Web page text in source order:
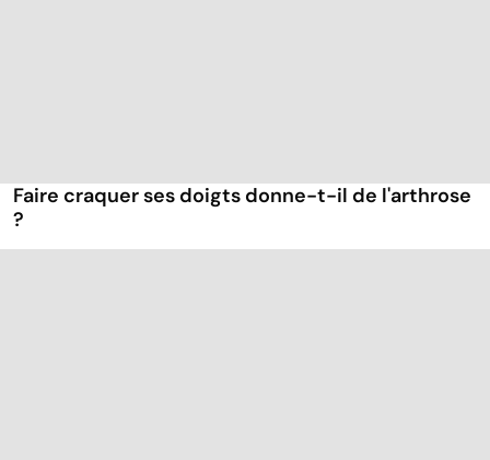
Faire craquer ses doigts donne-t-il de l'arthrose
?